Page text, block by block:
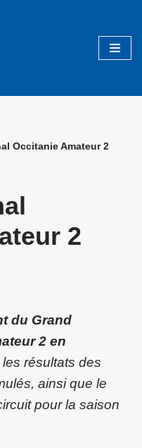
Occitanie Amateur 2
2
du Grand
2 en
résultats des
ainsi que le
pour la saison